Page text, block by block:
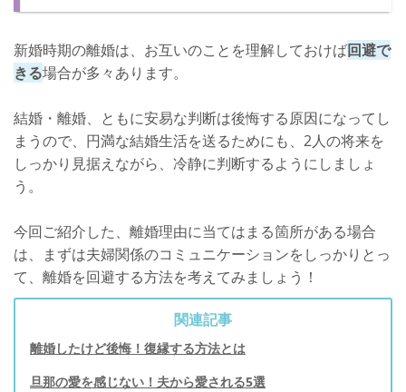
新婚時期の離婚は、お互いのことを理解しておけば回避で
きる場合が多々あります。
結婚・離婚、ともに安易な判断は後悔する原因になってし
まうので、円満な結婚生活を送るためにも、2人の将来を
しっかり見据えながら、冷静に判断するようにしましょ
う。
今回ご紹介した、離婚理由に当てはまる箇所がある場合
は、まずは夫婦関係のコミュニケーションをしっかりとっ
て、離婚を回避する方法を考えてみましょう！
関連記事
離婚したけど後悔！復縁する方法とは
旦那の愛を感じない！夫から愛される5選